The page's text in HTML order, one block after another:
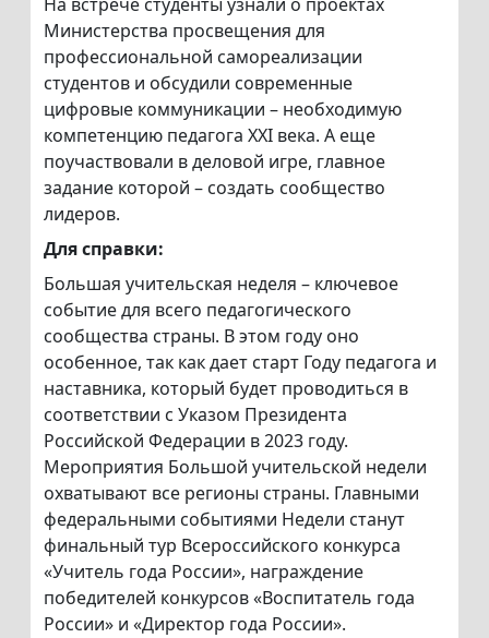
Министерства просвещения для
профессиональной самореализации
студентов и обсудили современные
цифровые коммуникации – необходимую
компетенцию педагога ХХI века. А еще
поучаствовали в деловой игре, главное
задание которой – создать сообщество
лидеров.
Для справки:
Большая учительская неделя – ключевое
событие для всего педагогического
сообщества страны. В этом году оно
особенное, так как дает старт Году педагога и
наставника, который будет проводиться в
соответствии с Указом Президента
Российской Федерации в 2023 году.
Мероприятия Большой учительской недели
охватывают все регионы страны. Главными
федеральными событиями Недели станут
финальный тур Всероссийского конкурса
«Учитель года России», награждение
победителей конкурсов «Воспитатель года
России» и «Директор года России».